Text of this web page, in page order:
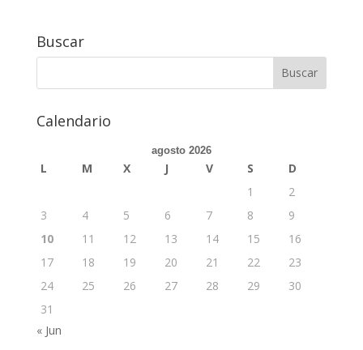
Buscar
Calendario
agosto 2026
L M X J V S
D
1
2
3
4 5 6 7 8
9
10
11 12 13 14 15
16
17
18 19 20 21 22
23
24
25 26 27 28 29
30
31
« Jun